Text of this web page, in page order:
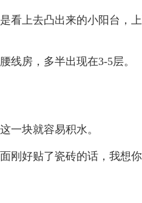
看上去凸出来的小阳台，
线房，多半出现在3-5层。
一块就容易积水。
刚好贴了瓷砖的话，我想